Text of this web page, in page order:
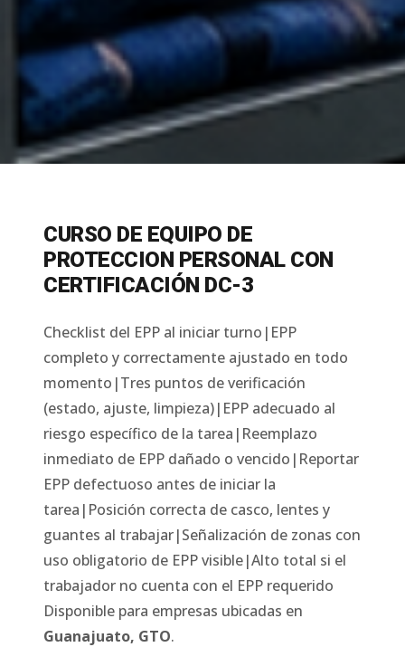
CURSO DE EQUIPO DE
PROTECCION PERSONAL CON
CERTIFICACIÓN DC-3
Checklist del EPP al iniciar turno|EPP
completo y correctamente ajustado en todo
momento|Tres puntos de verificación
(estado, ajuste, limpieza)|EPP adecuado al
riesgo específico de la tarea|Reemplazo
inmediato de EPP dañado o vencido|Reportar
EPP defectuoso antes de iniciar la
tarea|Posición correcta de casco, lentes y
guantes al trabajar|Señalización de zonas con
uso obligatorio de EPP visible|Alto total si el
trabajador no cuenta con el EPP requerido
Disponible para empresas ubicadas en
Guanajuato, GTO.